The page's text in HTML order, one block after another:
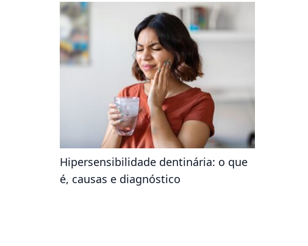
Hipersensibilidade dentinária: o que
é, causas e diagnóstico